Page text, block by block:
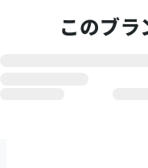
このブラ